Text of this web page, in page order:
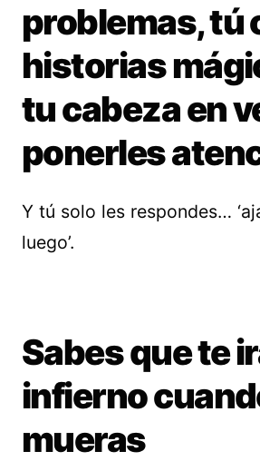
problemas, tú
historias
tu cabeza en
ponerles
Y tú solo les respondes…
luego’.
Sabes que te
infierno
mueras